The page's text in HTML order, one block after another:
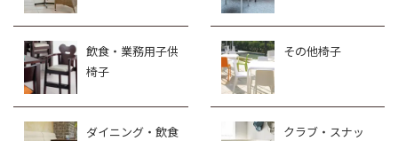
飲食・業務用子供
椅子
その他椅子
ダイニング・飲食
クラブ・スナッ